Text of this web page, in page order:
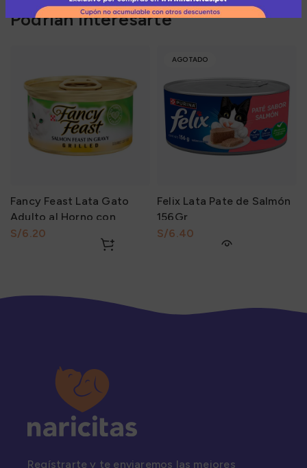
Podrían interesarte
Fancy Feast Lata Gato
Adulto al Horno con
Salmón en Salsa y otros
S/
AGOTADO
Felix Lata Pate de Salmón
156Gr
S/
Regístrarte y te enviaremos las mejores